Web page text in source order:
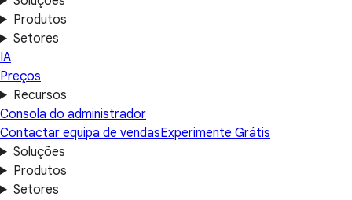
Produtos
Setores
IA
Preços
Recursos
Consola do administrador
Contactar equipa de vendasExperimente Grátis
Soluções
Produtos
Setores